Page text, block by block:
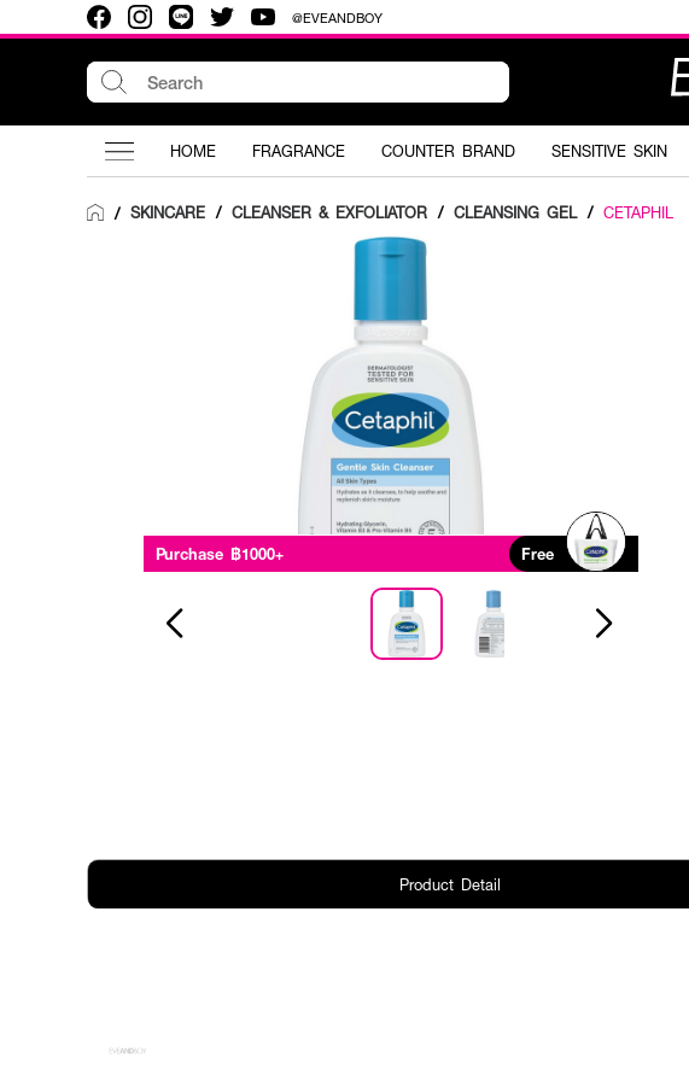
@EVEANDBOY
HOME FRAGRANCE COUNTER BRAND SENSITIVE SKIN
/ SKINCARE / CLEANSER & EXFOLIATOR / CLEANSING GEL / CETAPHIL
Purchase ฿1000+ Free
Product Detail